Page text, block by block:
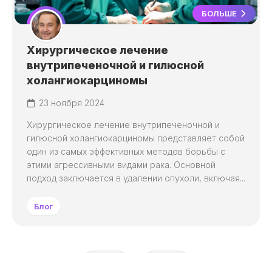
БОЛЬШЕ
Хирургическое лечение
внутрипеченочной и гилюсной
холангиокарциномы
23 ноября 2024
Хирургическое лечение внутрипеченочной и
гилюсной холангиокарциномы представляет собой
один из самых эффективных методов борьбы с
этими агрессивными видами рака. Основной
подход заключается в удалении опухоли, включая...
Блог